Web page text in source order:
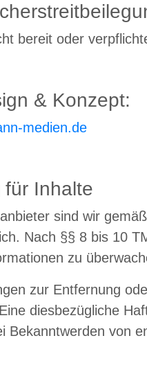
bereit oder
& Konzept:
medien.de
für Inhalte
sind wir
Nach §§ 8 bis 10
zu
zur Entfernung
diesbezügliche
Bekanntwerden von